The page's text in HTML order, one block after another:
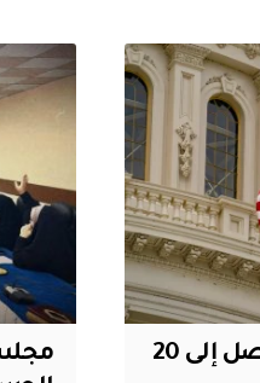
أميركا تقر سندات تأشيرات تصل إلى 20